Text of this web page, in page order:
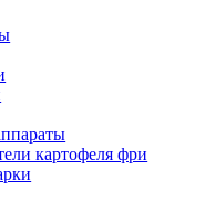
картофеля фри